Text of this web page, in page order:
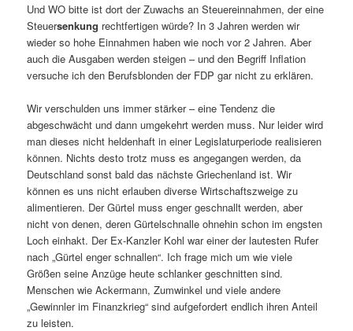
Und WO bitte ist dort der Zuwachs an Steuereinnahmen, der eine
Steuersenkung rechtfertigen würde? In 3 Jahren werden wir
wieder so hohe Einnahmen haben wie noch vor 2 Jahren. Aber
auch die Ausgaben werden steigen – und den Begriff Inflation
versuche ich den Berufsblonden der FDP gar nicht zu erklären.
Wir verschulden uns immer stärker – eine Tendenz die
abgeschwächt und dann umgekehrt werden muss. Nur leider wird
man dieses nicht heldenhaft in einer Legislaturperiode realisieren
können. Nichts desto trotz muss es angegangen werden, da
Deutschland sonst bald das nächste Griechenland ist. Wir
können es uns nicht erlauben diverse Wirtschaftszweige zu
alimentieren. Der Gürtel muss enger geschnallt werden, aber
nicht von denen, deren Gürtelschnalle ohnehin schon im engsten
Loch einhakt. Der Ex-Kanzler Kohl war einer der lautesten Rufer
nach „Gürtel enger schnallen“. Ich frage mich um wie viele
Größen seine Anzüge heute schlanker geschnitten sind.
Menschen wie Ackermann, Zumwinkel und viele andere
„Gewinnler im Finanzkrieg“ sind aufgefordert endlich ihren Anteil
zu leisten.